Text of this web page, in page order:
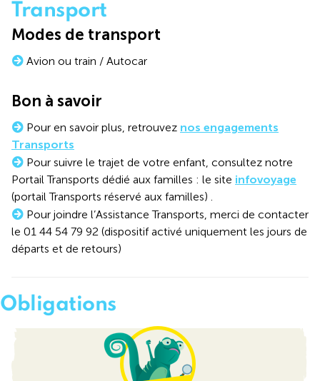
Transport
Modes de transport
Avion ou train / Autocar
Bon à savoir
Pour en savoir plus, retrouvez nos engagements
Transports
Pour suivre le trajet de votre enfant, consultez notre
Portail Transports dédié aux familles : le site infovoyage
(portail Transports réservé aux familles) .
Pour joindre l’Assistance Transports, merci de contacter
le 01 44 54 79 92 (dispositif activé uniquement les jours de
départs et de retours)
Obligations